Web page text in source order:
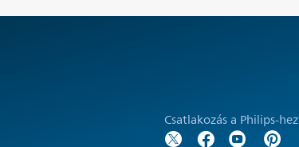
Csatlakozás a Philips-hez